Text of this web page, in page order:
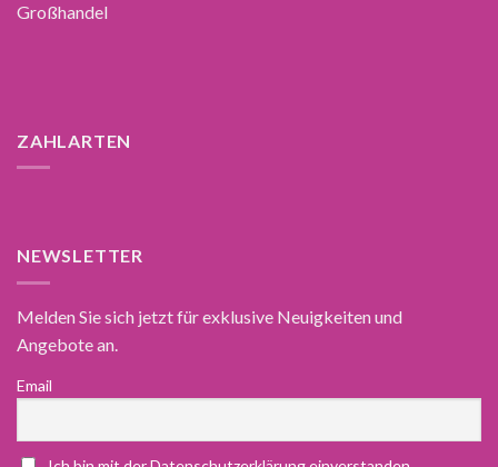
Großhandel
ZAHLARTEN
NEWSLETTER
Melden Sie sich jetzt für exklusive Neuigkeiten und
Angebote an.
Email